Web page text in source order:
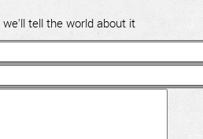
tell the world about it